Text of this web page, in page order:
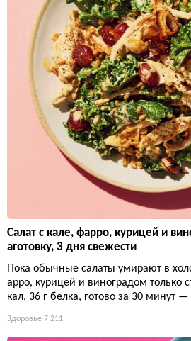
Салат с кале, фарро, курицей и
аготовку, 3 дня свежести
Пока обычные салаты умирают в
арро, курицей и виноградом только
кал, 36 г белка, готово за 30 минут
Здоровье 7 211